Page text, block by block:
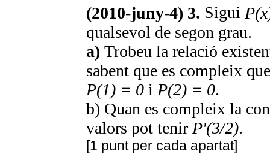
(2010-juny-4) 3. Sigui
qualsevol de segon grau.
a) Trobeu la relació
sabent que es compleix que
P(1) = 0 i P(2) = 0.
b) Quan es compleix la
valors pot tenir P'(3/2).
[1 punt per cada apartat]